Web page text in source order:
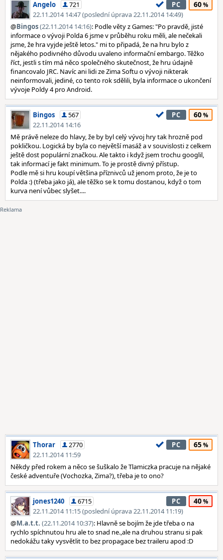
Angelo
721
22.11.2014 14:47 (poslední úprava 22.11.2014 14:49)
PC 60
@Bingos(22.11.2014 14:16): Podle věty z Games: "Po pravdě, jisté
informace o vývoji Polda 6 jsme v průběhu roku měli, ale nečekali
jsme, že hra vyjde ještě letos." mi to připadá, že na hru bylo z
nějakého podivného důvodu uvaleno informační embargo. Těžko
říct, jestli s tím má něco společného skutečnost, že hru údajně
financovalo JRC. Navíc ani lidi ze Zima Softu o vývoji nikterak
neinformovali, jediné, co tento rok sdělili, byla informace o ukončení
vývoje Poldy 4 pro Android.
Bingos
567
22.11.2014 14:16
PC 60
Mě právě neleze do hlavy, že by byl celý vývoj hry tak hrozně pod
pokličkou. Logická by byla co největší masáž a v souvislosti z celkem
ještě dost populární značkou. Ale takto i když jsem trochu googlil,
tak informací je fakt minimum. To je prostě divný přístup.
Podle mě si hru koupí většina příznivců už jenom proto, že je to
Polda :) (třeba jako já), ale těžko se k tomu dostanou, když o tom
kurva není vůbec slyšet....
Thorar
2770
22.11.2014 11:59
PC 65
Někdy před rokem a něco se šuškalo že Tlamiczka pracuje na nějaké
české adventuře (Vochozka, Zima?), třeba je to ono?
jones1240
6715
22.11.2014 11:15 (poslední úprava 22.11.2014 11:19)
PC 40
@M.a.t.t. (22.11.2014 10:37): Hlavně se bojím že jde třeba o na
rychlo spíchnutou hru ale to snad ne.,ale na druhou stranu si pak
nedokážu taky vysvětlit to bez propagace bez traileru apod :D